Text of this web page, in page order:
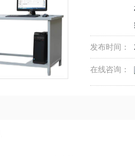
发布时间：
在线咨询：